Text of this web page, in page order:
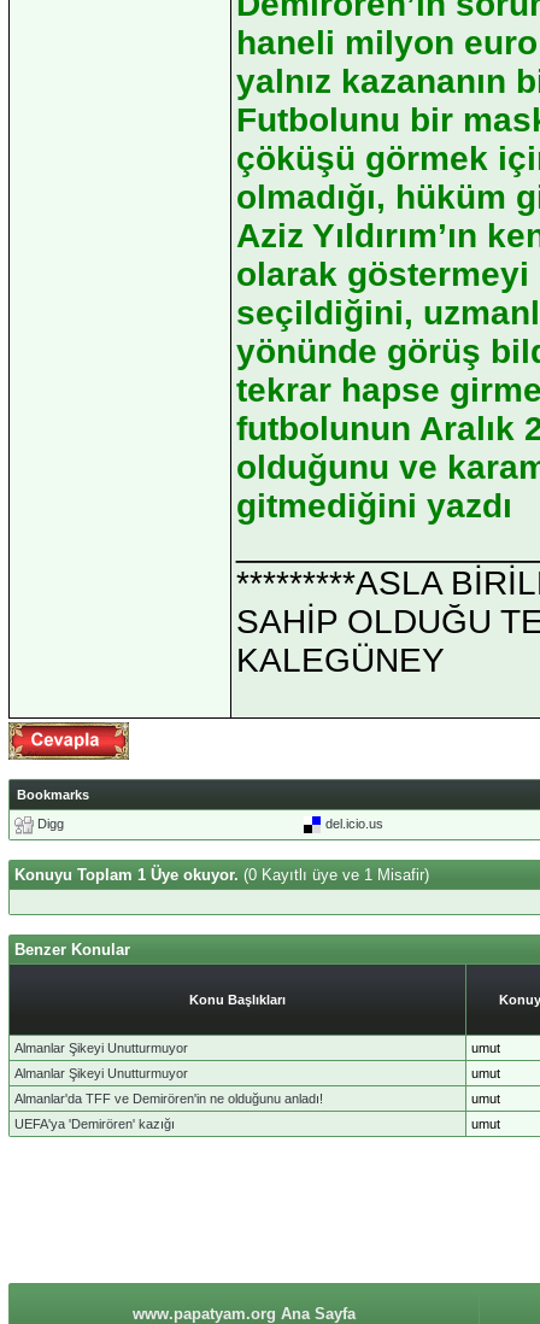
haneli milyon
yalnız kazananın
Futbolunu bir
çöküşü görmek
olmadığı, hüküm
Aziz Yıldırım’ın
olarak göstermeyi
seçildiğini,
yönünde görüş
tekrar hapse
futbolunun Aralık
olduğunu ve
gitmediğini yazdı
*********ASLA
SAHİP OLDUĞU
KALEGÜNEY
Bookmarks
Digg
del.icio.us
Konuyu Toplam 1 Üye okuyor. (0 Kayıtlı üye ve 1 Misafir)
Benzer Konular
Konu Başlıkları
Almanlar Şikeyi Unutturmuyor
umut
Almanlar Şikeyi Unutturmuyor
umut
Almanlar'da TFF ve Demirören'in ne olduğunu anladı!
umut
UEFA'ya 'Demirören' kazığı
umut
www.papatyam.org Ana Sayfa